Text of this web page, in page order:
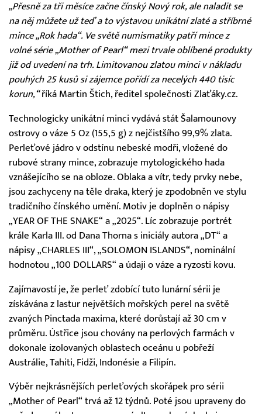
„Přesně za tři měsíce začne čínský Nový rok, ale naladit se
na něj můžete už teď a to výstavou unikátní zlaté a stříbrné
mince „Rok hada“. Ve světě numismatiky patří mince z
volné série „Mother of Pearl“ mezi trvale oblíbené produkty
již od uvedení na trh. Limitovanou zlatou minci v nákladu
pouhých 25 kusů si zájemce pořídí za necelých 440 tisíc
korun,“říká Martin Štich, ředitel společnosti Zlaťáky.cz.
Technologicky unikátní minci vydává stát Šalamounovy
ostrovy o váze 5 Oz (155,5 g) z nejčistšího 99,9% zlata.
Perleťové jádro v odstínu nebeské modři, vložené do
rubové strany mince, zobrazuje mytologického hada
vznášejícího se na obloze. Oblaka a vítr, tedy prvky nebe,
jsou zachyceny na těle draka, který je zpodobněn ve stylu
tradičního čínského umění. Motiv je doplněn o nápisy
„YEAR OF THE SNAKE“ a „2025“. Líc zobrazuje portrét
krále Karla III. od Dana Thorna s iniciály autora „DT“ a
nápisy „CHARLES III“, „SOLOMON ISLANDS“, nominální
hodnotou „100 DOLLARS“ a údaji o váze a ryzosti kovu.
Zajímavostí je, že perleť zdobící tuto lunární sérii je
získávána z lastur největších mořských perel na světě
zvaných Pinctada maxima, které dorůstají až 30 cm v
průměru. Ústřice jsou chovány na perlových farmách v
dokonale izolovaných oblastech oceánu u pobřeží
Austrálie, Tahiti, Fidži, Indonésie a Filipín.
Výběr nejkrásnějších perleťových skořápek pro sérii
„Mother of Pearl“ trvá až 12 týdnů. Poté jsou upraveny do